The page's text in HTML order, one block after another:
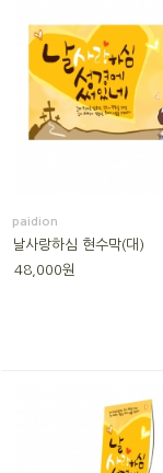
paidion
날사랑하심 현수막(대)
48,000원